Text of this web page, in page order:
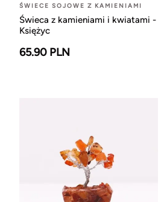
ŚWIECE SOJOWE Z KAMIENIAMI
Świeca z kamieniami i kwiatami -
Księżyc
65.90 PLN